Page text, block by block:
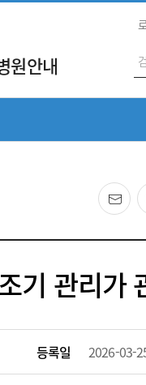
원안내
전
체
검
메
기 관리가
등록일 2026-03-